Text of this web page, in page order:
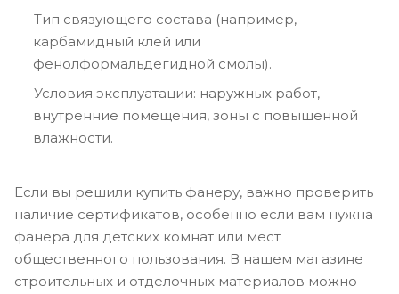
Тип связующего состава (например,
карбамидный клей или
фенолформальдегидной смолы).
Условия эксплуатации: наружных работ,
внутренние помещения, зоны с повышенной
влажности.
Если вы решили купить фанеру, важно проверить
наличие сертификатов, особенно если вам нужна
фанера для детских комнат или мест
общественного пользования. В нашем магазине
строительных и отделочных материалов можно